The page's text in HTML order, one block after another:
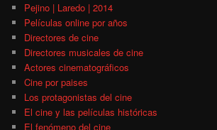
Pejino | Laredo | 2014
Películas online por años
Directores de cine
Directores musicales de cine
Actores cinematográficos
Cine por paises
Los protagonistas del cine
El cine y las películas históricas
El fenómeno del cine